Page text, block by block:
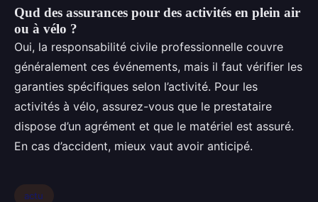
Qud des assurances pour des activités en plein air
ou à vélo ?
Oui, la responsabilité civile professionnelle couvre
généralement ces événements, mais il faut vérifier les
garanties spécifiques selon l’activité. Pour les
activités à vélo, assurez-vous que le prestataire
dispose d’un agrément et que le matériel est assuré.
En cas d’accident, mieux vaut avoir anticipé.
actu